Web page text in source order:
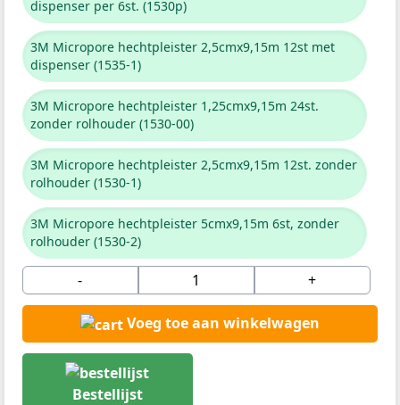
dispenser per 6st. (1530p)
3M Micropore hechtpleister 2,5cmx9,15m 12st met
dispenser (1535-1)
3M Micropore hechtpleister 1,25cmx9,15m 24st.
zonder rolhouder (1530-00)
3M Micropore hechtpleister 2,5cmx9,15m 12st. zonder
rolhouder (1530-1)
3M Micropore hechtpleister 5cmx9,15m 6st, zonder
rolhouder (1530-2)
- +
Voeg toe aan winkelwagen
Bestellijst